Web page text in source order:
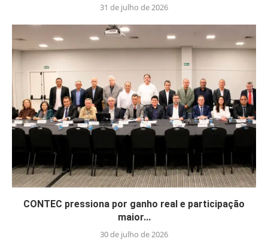
31 de julho de 2026
CONTEC pressiona por ganho real e participação
maior...
30 de julho de 2026